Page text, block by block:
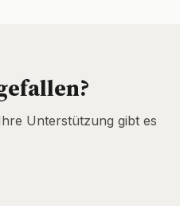
Unterstützung gibt es